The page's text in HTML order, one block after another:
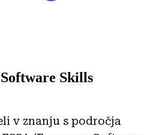
Skills
v znanju s področja